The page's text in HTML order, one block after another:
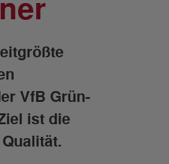
VfB Grün-
ist die